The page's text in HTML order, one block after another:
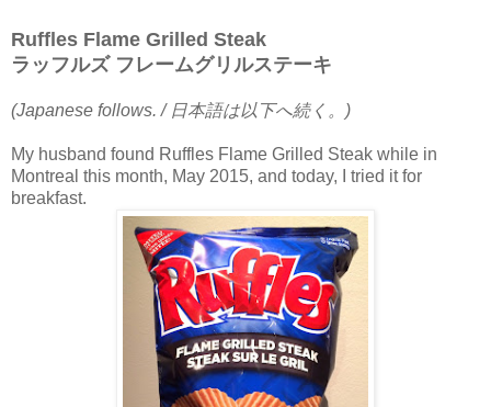
Ruffles Flame Grilled Steak
ラッフルズ フレームグリルステーキ
(Japanese follows. / 日本語は以下へ続く。)
My husband found Ruffles Flame Grilled Steak while in
Montreal this month, May 2015, and today, I tried it for
breakfast.